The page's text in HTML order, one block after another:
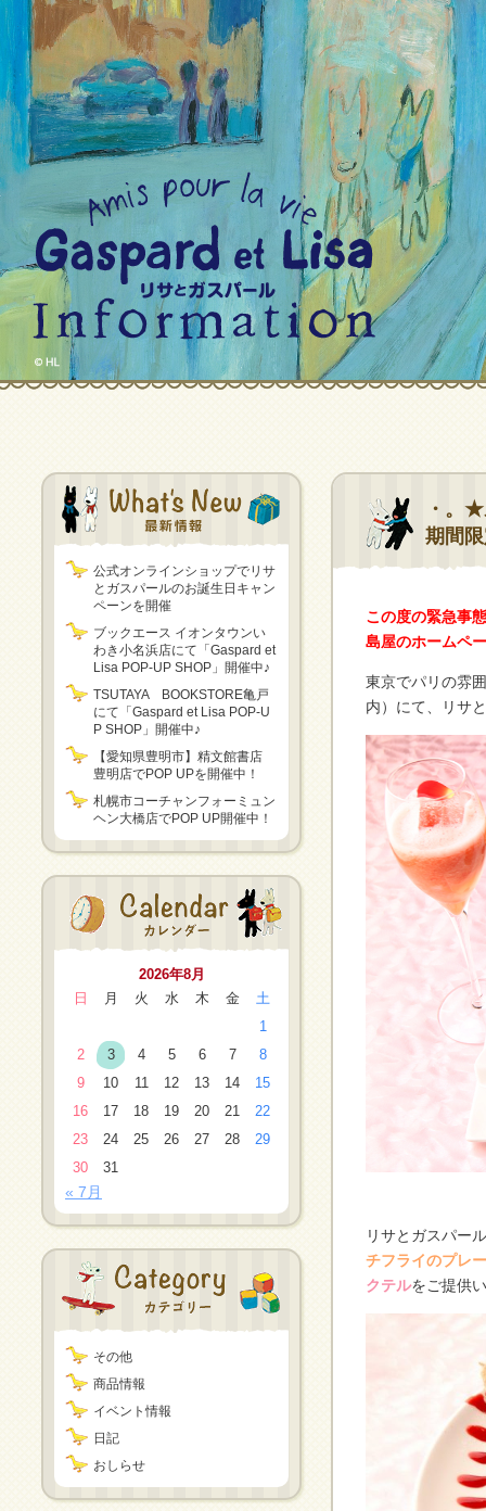
公式オンラインショップでリサ
とガスパールのお誕生日キャン
ペーンを開催
ブックエース イオンタウンい
わき小名浜店にて「Gaspard et
Lisa POP-UP SHOP」開催中♪
TSUTAYA BOOKSTORE亀戸
にて「Gaspard et Lisa POP-U
P SHOP」開催中♪
【愛知県豊明市】精文館書店
豊明店でPOP UPを開催中！
札幌市コーチャンフォーミュン
ヘン大橋店でPOP UP開催中！
2026年8月
日
月 火 水 木 金
土
1
2
3 4 5 6 7
8
9
10 11 12 13 14
15
16
17 18 19 20 21
22
23
24 25 26 27 28
29
30
31
« 7月
その他
商品情報
イベント情報
日記
おしらせ
・。
期間
この度の緊急事
島屋のホームペ
東京でパリの雰
内）にて、リサ
リサとガスパー
チフライのプレ
クテルをご提供